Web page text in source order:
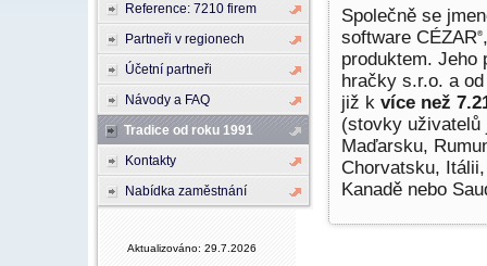
Reference: 7210 firem
Partneři v regionech
Účetní partneři
Návody a FAQ
Tradice od roku 1991
Kontakty
Nabídka zaměstnání
Aktualizováno: 29.7.2026
Společně se
software CÉZAR®
produktem. Jeho
hračky s.r.o. a
již k více než
(stovky uživatelů
Maďarsku,
Chorvatsku,
Kanadě nebo